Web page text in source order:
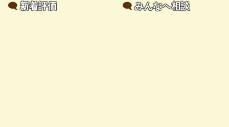
🗨️新着評価 🗨️みんなへ相談